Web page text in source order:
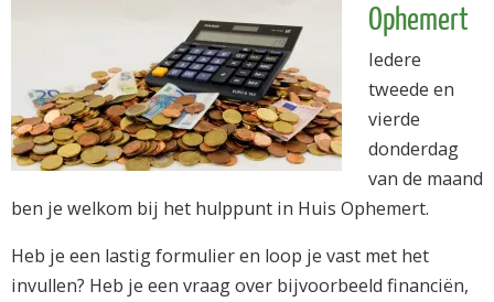
Ophemert
Iedere
tweede en
vierde
donderdag
van de maand
ben je welkom bij het hulppunt in Huis Ophemert.
Heb je een lastig formulier en loop je vast met het
invullen? Heb je een vraag over bijvoorbeeld financiën,